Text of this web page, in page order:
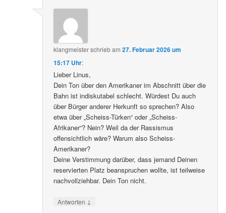
klangmeisterschriebam27. Februar 2026 um
15:17 Uhr:
Lieber Linus,
Dein Ton über den Amerikaner im Abschnitt über die
Bahn ist indiskutabel schlecht. Würdest Du auch
über Bürger anderer Herkunft so sprechen? Also
etwa über „Scheiss-Türken“ oder „Scheiss-
Afrikaner“? Nein? Weil da der Rassismus
offensichtlich wäre? Warum also Scheiss-
Amerikaner?
Deine Verstimmung darüber, dass jemand Deinen
reservierten Platz beanspruchen wollte, ist teilweise
nachvollziehbar. Dein Ton nicht.
Antworten ↓